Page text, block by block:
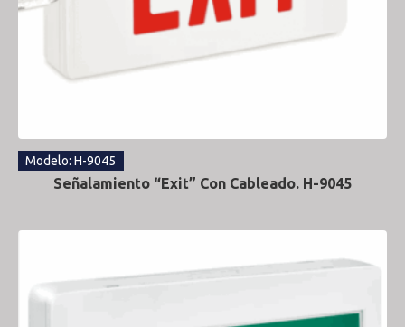
Modelo: H-9045
Señalamiento “Exit” Con Cableado. H-9045